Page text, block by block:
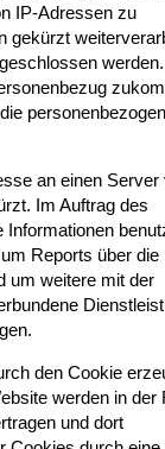
IP-Adressen zu
gekürzt
werden.
an einen Server
Im Auftrag des
Informationen
Reports über die
um weitere mit der
den Cookie
werden in der
und dort